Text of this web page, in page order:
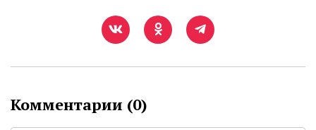
Комментарии (0)